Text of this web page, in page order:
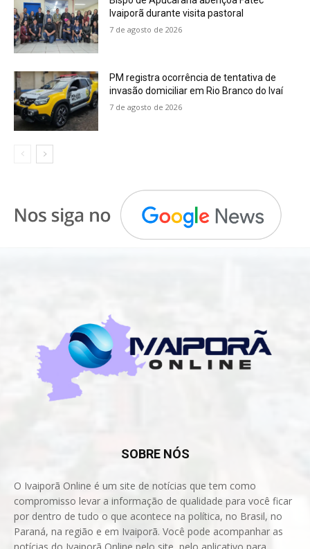
Ivaiporã durante visita pastoral
7 de agosto de 2026
PM registra ocorrência de tentativa de
invasão domiciliar em Rio Branco do Ivaí
7 de agosto de 2026
SOBRE NÓS
O Ivaiporã Online é um site de notícias que tem como
compromisso levar a informação de qualidade para você ficar
por dentro de tudo o que acontece na política, no Brasil, no
Paraná, na região e em Ivaiporã. Você pode acompanhar as